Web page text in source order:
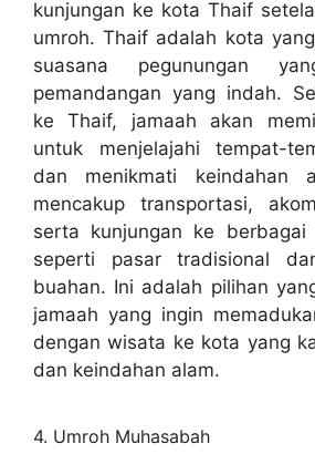
kunjungan ke kota Thaif
umroh. Thaif adalah kota
suasana pegunungan
pemandangan yang indah.
ke Thaif, jamaah akan
untuk menjelajahi tempat-
dan menikmati keindahan
mencakup transportasi,
serta kunjungan ke berbagai
seperti pasar tradisional
buahan. Ini adalah pilihan
jamaah yang ingin
dengan wisata ke kota yang
dan keindahan alam.
4. Umroh Muhasabah